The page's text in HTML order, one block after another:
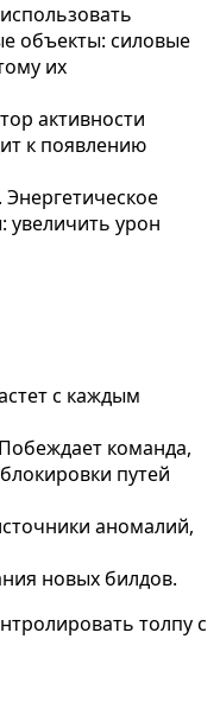
объекты: силовые
их
активности
к появлению
увеличить урон
с каждым
команда,
путей
аномалий,
новых билдов.
толпу с